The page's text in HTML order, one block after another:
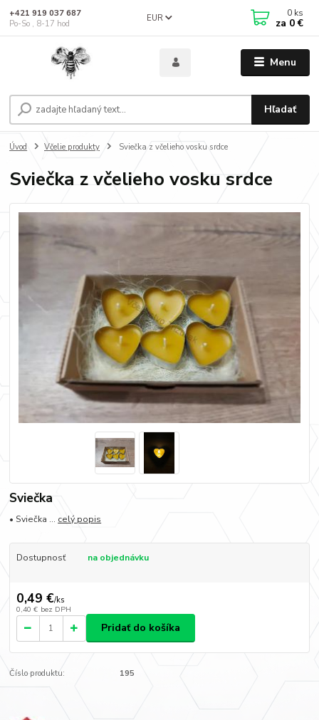
Menu
EUR
Hľadať
+421 919 037 687
Po-So , 8-17 hod
0 ks
za 0 €
Úvod Včelie produkty Sviečka z včelieho vosku srdce
Sviečka z včelieho vosku srdce
Sviečka
• Sviečka ... celý popis
Dostupnosť na objednávku
0,49 €/ks
0,40 € bez DPH
Pridať do košíka
Číslo produktu: 195